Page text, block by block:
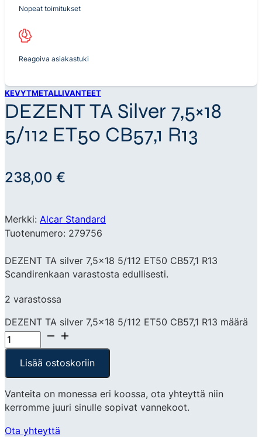
Nopeat toimitukset
Reagoiva asiakastuki
KEVYTMETALLIVANTEET
DEZENT TA Silver 7,5×18
5/112 ET50 CB57,1 R13
238,00 €
Merkki: Alcar Standard
Tuotenumero: 279756
DEZENT TA silver 7,5×18 5/112 ET50 CB57,1 R13
Scandirenkaan varastosta edullisesti.
2 varastossa
DEZENT TA silver 7,5x18 5/112 ET50 CB57,1 R13 määrä
Lisää ostoskoriin
Vanteita on monessa eri koossa, ota yhteyttä niin
kerromme juuri sinulle sopivat vannekoot.
Ota yhteyttä